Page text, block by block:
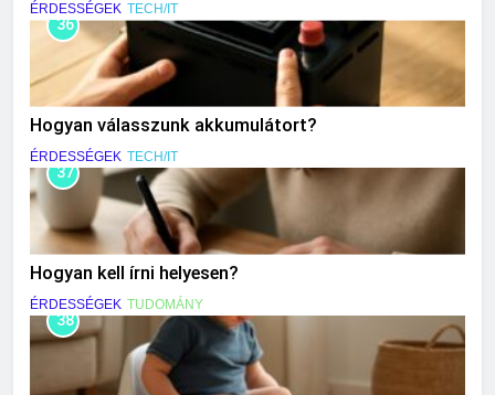
ÉRDESSÉGEK TECH/IT
36
Hogyan válasszunk akkumulátort?
ÉRDESSÉGEK TECH/IT
37
Hogyan kell írni helyesen?
ÉRDESSÉGEK TUDOMÁNY
38